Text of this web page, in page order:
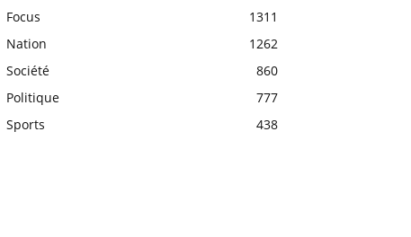
Focus
1311
Nation
1262
Société
860
Politique
777
Sports
438